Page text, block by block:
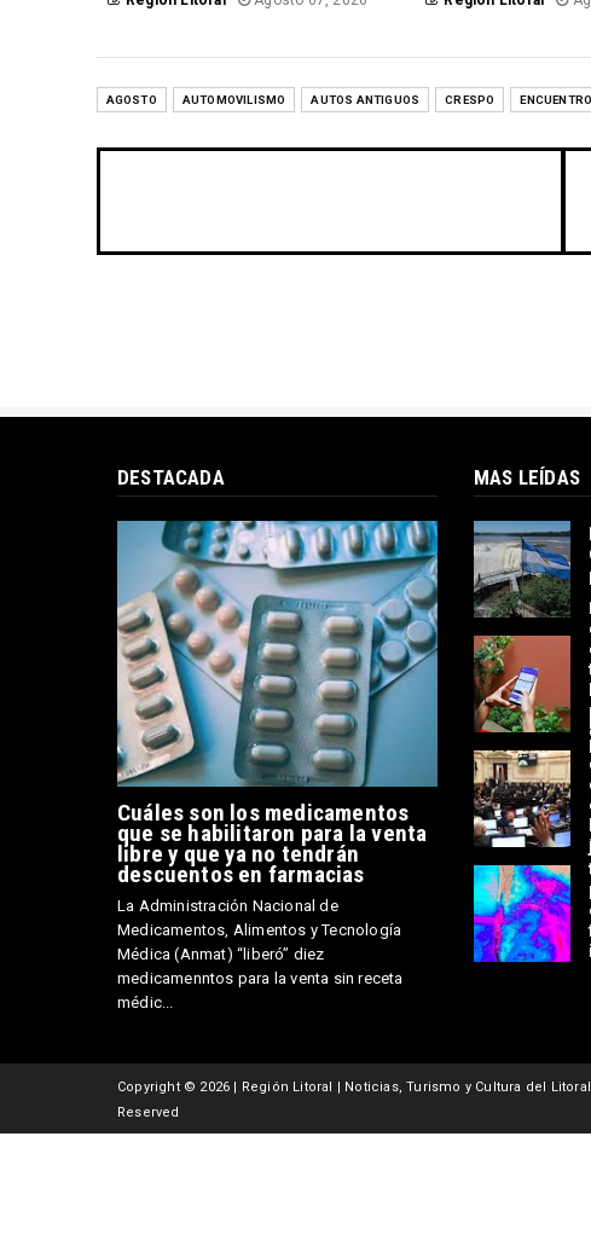
AGOSTO AUTOMOVILISMO AUTOS ANTIGUOS CRESPO ENCUENTRO
DESTACADA
Cuáles son los medicamentos
que se habilitaron para la venta
libre y que ya no tendrán
descuentos en farmacias
La Administración Nacional de
Medicamentos, Alimentos y Tecnología
Médica (Anmat) “liberó” diez
medicamenntos para la venta sin receta
médic...
MAS LEÍDAS
Copyright © 2026 | Región Litoral | Noticias, Turismo y Cultura del
Reserved